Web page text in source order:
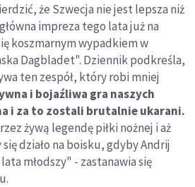
że Szwecja nie jest lepsza niż
impreza tego lata już na
koszmarnym wypadkiem w
Dagbladet". Dziennik podkreśla,
ten zespół, który robi mniej
i bojaźliwa gra naszych
i za to zostali brutalnie ukarani.
żywą legendę piłki nożnej i aż
działo na boisku, gdyby Andrij
młodszy" - zastanawia się